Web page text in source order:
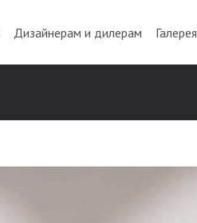
Дизайнерам и дилерам Галерея